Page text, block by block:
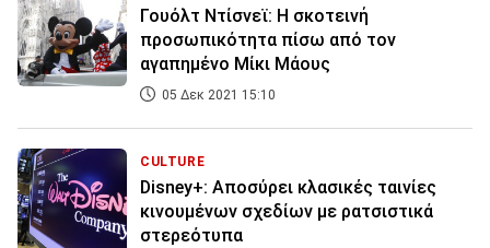
Γουόλτ Ντίσνεϊ: Η σκοτεινή
προσωπικότητα πίσω από τον
αγαπημένο Μίκι Μάους
05 Δεκ 2021 15:10
CULTURE
Disney+: Αποσύρει κλασικές ταινίες
κινουμένων σχεδίων με ρατσιστικά
στερεότυπα